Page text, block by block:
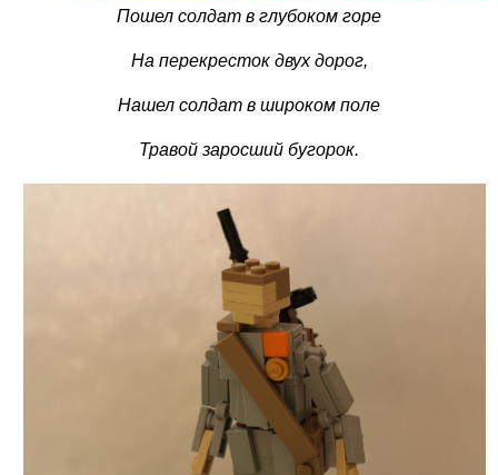
Пошел солдат в глубоком горе
На перекресток двух дорог,
Нашел солдат в широком поле
Травой заросший бугорок.